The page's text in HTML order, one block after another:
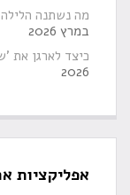
מה נשתנה
במרץ 2026
כיצד לארגן את
2026
אפליקציות